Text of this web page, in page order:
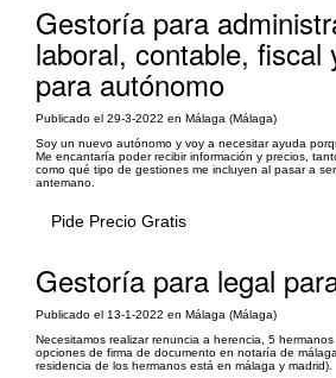
Gestoría para
laboral, contable, fiscal
para autónomo
Publicado el 29-3-2022 en Málaga (Málaga)
Soy un nuevo autónomo y voy a necesitar ayuda
Me encantaría poder recibir información y precios,
como qué tipo de gestiones me incluyen al pasar a
antemano.
Pide Precio Gratis
Gestoría para legal
Publicado el 13-1-2022 en Málaga (Málaga)
Necesitamos realizar renuncia a herencia, 5
opciones de firma de documento en notaría de
residencia de los hermanos está en málaga y madrid).